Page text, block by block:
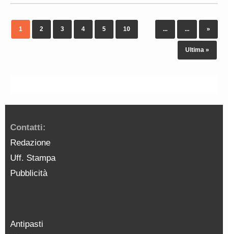
1 2 3 4 5 ...
10 ... »
Ultima »
Contatti:
Redazione
Uff. Stampa
Pubblicità
Antipasti